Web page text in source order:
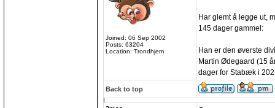
Joined: 06 Sep 2002
Posts: 63204
Location: Trondhjem
Har glemt å legge ut,
145 dager gammel:
Han er den øverste
Martin Ødegaard (15
dager for Stabæk i
Back to top